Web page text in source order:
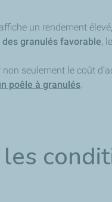
affiche un rendement
des granulés favorable,
seulement le coût
poêle à granulés